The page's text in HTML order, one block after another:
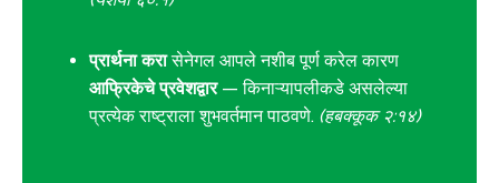
प्रार्थना करासेनेगल आपले नशीब पूर्ण करेल कारण
आफ्रिकेचे प्रवेशद्वार— किनाऱ्यापलीकडे असलेल्या
प्रत्येक राष्ट्राला शुभवर्तमान पाठवणे. (हबक्कूक २:१४)